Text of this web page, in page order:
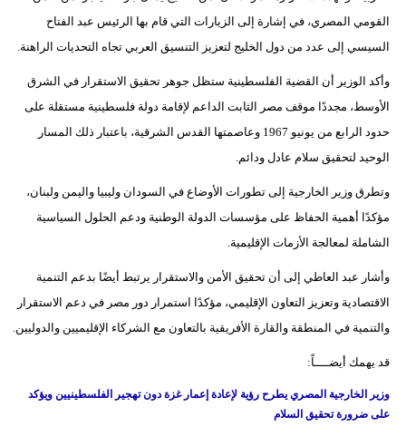
القومي المصري، في إشارة إلى الزيارات التي قام بها الرئيس عبد الفتاح
السيسي إلى عدد من دول الخليج لتعزيز التنسيق العربي تجاه التحديات الراهنة.
وأكد الوزير أن القضية الفلسطينية ستظل جوهر تحقيق الاستقرار في الشرق
الأوسط، مجددًا موقف مصر الثابت الداعم لإقامة دولة فلسطينية مستقلة على
حدود الرابع من يونيو 1967 وعاصمتها القدس الشرقية، باعتبار ذلك المسار
الوحيد لتحقيق سلام عادل ودائم.
وتطرق وزير الخارجية إلى تطورات الأوضاع في السودان وليبيا واليمن ولبنان،
مؤكدًا أهمية الحفاظ على مؤسسات الدولة الوطنية ودعم الحلول السياسية
الشاملة لمعالجة الأزمات الإقليمية.
وأشار عبد العاطي إلى أن تحقيق الأمن والاستقرار يرتبط أيضًا بدعم التنمية
الاقتصادية وتعزيز التعاون الإقليمي، مؤكدًا استمرار دور مصر في دعم الاستقرار
والتنمية في المنطقة والقارة الأفريقية بالتعاون مع الشركاء الإقليميين والدوليين.
قد يهمك أيضــــاً:
وزير الخارجية المصري يطرح رؤية لإعادة إعمار غزة دون تهجير الفلسطينيين ويؤكد
على ضرورة تحقيق السلام